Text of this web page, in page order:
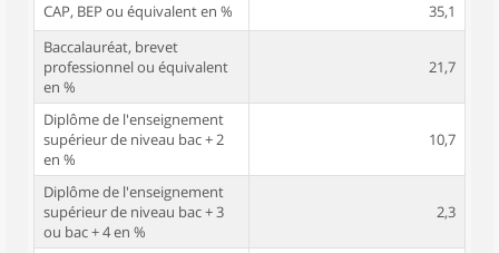
CAP, BEP ou équivalent en %
35,1
Baccalauréat, brevet
professionnel ou équivalent
en %
21,7
Diplôme de l'enseignement
supérieur de niveau bac + 2
en %
10,7
Diplôme de l'enseignement
supérieur de niveau bac + 3
ou bac + 4 en %
2,3